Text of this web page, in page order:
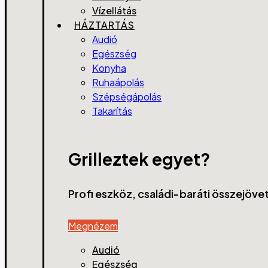
Vízellátás
HÁZTARTÁS
Audió
Egészség
Konyha
Ruhaápolás
Szépségápolás
Takarítás
Grilleztek egyet?
Profi eszköz, családi-baráti
Megnézem
Audió
Egészség